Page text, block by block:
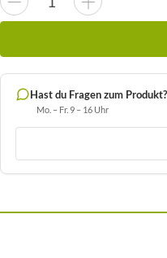
Hast du Fragen zum Produkt?
Mo. – Fr. 9 – 16 Uhr